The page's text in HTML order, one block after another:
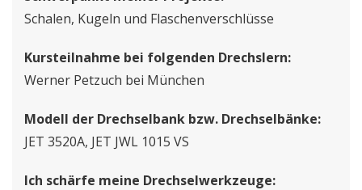
Schalen, Kugeln und Flaschenverschlüsse
Kursteilnahme bei folgenden Drechslern:
Werner Petzuch bei München
Modell der Drechselbank bzw. Drechselbänke:
JET 3520A, JET JWL 1015 VS
Ich schärfe meine Drechselwerkzeuge: